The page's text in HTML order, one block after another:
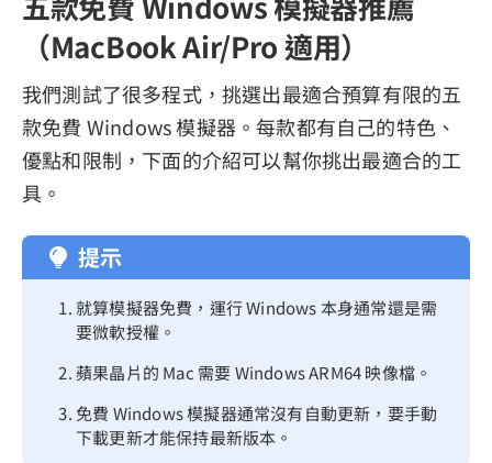
（MacBook Air/Pro 適用）
我們測試了很多程式，挑選出最適合預算有限的五
款免費 Windows 模擬器。每款都有自己的特色、
優點和限制，下面的介紹可以幫你挑出最適合的工
具。
提示
就算模擬器免費，運行 Windows 本身通常還是需
要微軟授權。
蘋果晶片的 Mac 需要 Windows ARM64 映像檔。
免費 Windows 模擬器通常沒有自動更新，要手動
下載更新才能保持最新版本。